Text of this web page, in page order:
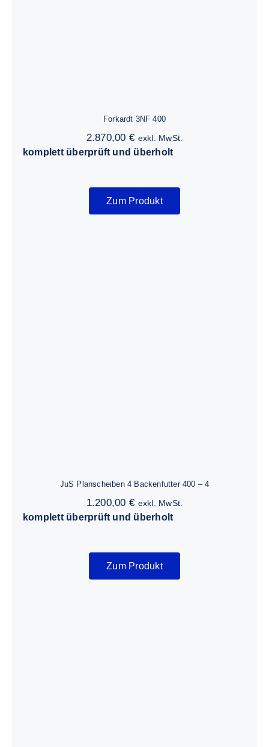
Forkardt 3NF 400
2.870,00 € exkl. MwSt.
komplett überprüft und überholt
Zum Produkt
JuS Planscheiben 4 Backenfutter 400 – 4
1.200,00 € exkl. MwSt.
komplett überprüft und überholt
Zum Produkt